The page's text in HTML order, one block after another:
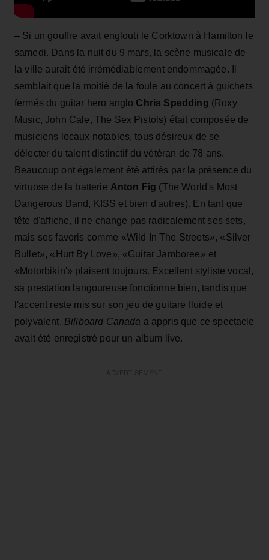
– Si un gouffre avait englouti le Corktown à Hamilton le
samedi. Dans la nuit du 9 mars, la scène musicale de
la ville aurait été irrémédiablement endommagée. Il
semblait que la moitié de la foule au concert à guichets
fermés du guitar hero anglo Chris Spedding (Roxy
Music, John Cale, The Sex Pistols) était composée de
musiciens locaux notables, tous désireux de se
délecter du talent distinctif du vétéran de 78 ans.
Beaucoup ont également été attirés par la présence du
virtuose de la batterie Anton Fig (The World's Most
Dangerous Band, KISS et bien d'autres). En tant que
tête d'affiche, il ne change pas radicalement ses sets,
mais ses favoris comme «Wild In The Streets», «Silver
Bullet», «Hurt By Love», «Guitar Jamboree» et
«Motorbikin'» plaisent toujours. Excellent styliste vocal,
sa prestation langoureuse fonctionne bien, tandis que
l'accent reste mis sur son jeu de guitare fluide et
polyvalent. Billboard Canada a appris que ce spectacle
avait été enregistré pour un album live.